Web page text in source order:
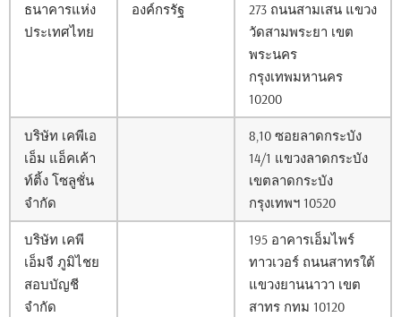
ธนาคารแห่ง
ประเทศไทย
องค์กรรัฐ
273 ถนนสามเสน แขวง
วัดสามพระยา เขต
พระนคร
กรุงเทพมหานคร
10200
บริษัท เคพีเอ
เอ็ม แอ็คเค้า
ท์ติ้ง โซลูชั่น
จำกัด
8,10 ซอยลาดกระบัง
14/1 แขวงลาดกระบัง
เขตลาดกระบัง
กรุงเทพฯ 10520
บริษัท เคพี
เอ็มจี ภูมิไชย
สอบบัญชี
จำกัด
195 อาคารเอ็มไพร์
ทาวเวอร์ ถนนสาทรใต้
แขวงยานนาวา เขต
สาทร กทม 10120